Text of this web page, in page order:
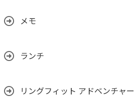
メモ
ランチ
リングフィット アドベンチャー